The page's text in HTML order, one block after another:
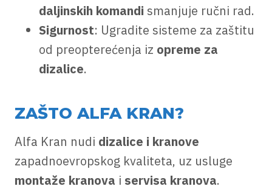
daljinskih komandi smanjuje ručni rad.
Sigurnost: Ugradite sisteme za zaštitu
od preopterećenja iz opreme za
dizalice.
ZAŠTO ALFA KRAN?
Alfa Kran nudi dizalice i kranove
zapadnoevropskog kvaliteta, uz usluge
montaže kranova i servisa kranova.